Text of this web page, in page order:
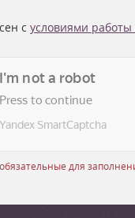
с условиями работы
для